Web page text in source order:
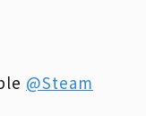
@Steam